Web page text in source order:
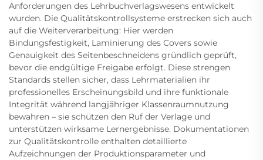
Anforderungen des Lehrbuchverlagswesens entwickelt
wurden. Die Qualitätskontrollsysteme erstrecken sich auch
auf die Weiterverarbeitung: Hier werden
Bindungsfestigkeit, Laminierung des Covers sowie
Genauigkeit des Seitenbeschneidens gründlich geprüft,
bevor die endgültige Freigabe erfolgt. Diese strengen
Standards stellen sicher, dass Lehrmaterialien ihr
professionelles Erscheinungsbild und ihre funktionale
Integrität während langjähriger Klassenraumnutzung
bewahren – sie schützen den Ruf der Verlage und
unterstützen wirksame Lernergebnisse. Dokumentationen
zur Qualitätskontrolle enthalten detaillierte
Aufzeichnungen der Produktionsparameter und